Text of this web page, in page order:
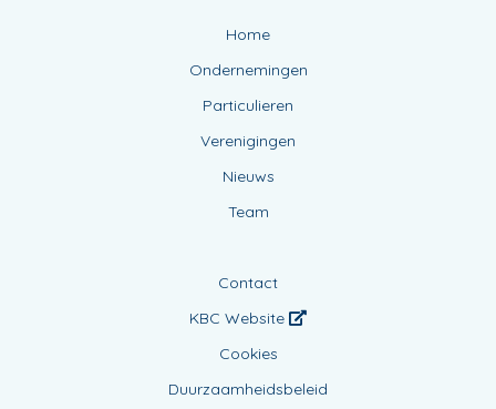
Home
Ondernemingen
Particulieren
Verenigingen
Nieuws
Team
Contact
KBC Website
Cookies
Duurzaamheidsbeleid